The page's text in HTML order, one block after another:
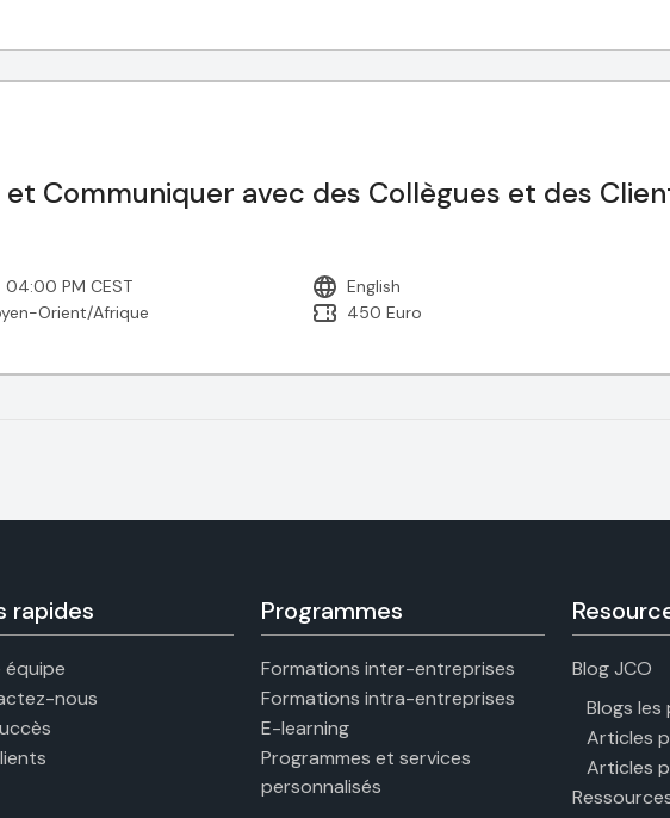
et Communiquer avec des Collègues et des
PM CEST
English
Orient/Afrique
450 Euro
rapides
nous
Programmes
Formations inter-entreprises
Formations intra-entreprises
E-learning
Programmes et services
personnalisés
Blog JCO
Blogs
Articles
Articles